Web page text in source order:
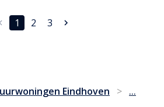
1 2 3
Eindhoven > ...